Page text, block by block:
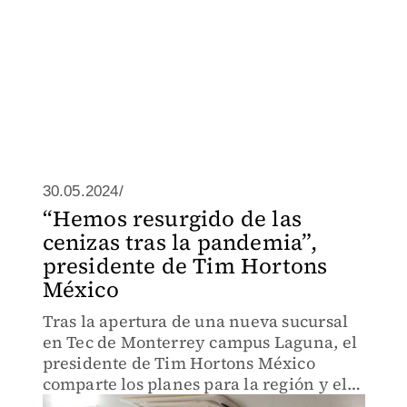
30.05.2024/
“Hemos resurgido de las
cenizas tras la pandemia”,
presidente de Tim Hortons
México
Tras la apertura de una nueva sucursal
en Tec de Monterrey campus Laguna, el
presidente de Tim Hortons México
comparte los planes para la región y el